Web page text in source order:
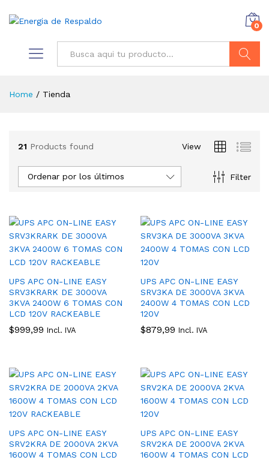
0
Home / Tienda
21 Products found View
Filter
Ordenar por los últimos
UPS APC ON-LINE EASY
SRV3KRARK DE 3000VA
3KVA 2400W 6 TOMAS CON
LCD 120V RACKEABLE
$999,99 Incl. IVA
UPS APC ON-LINE EASY
SRV3KA DE 3000VA 3KVA
2400W 4 TOMAS CON LCD
120V
$879,99 Incl. IVA
UPS APC ON-LINE EASY
SRV2KRA DE 2000VA 2KVA
1600W 4 TOMAS CON LCD
UPS APC ON-LINE EASY
SRV2KA DE 2000VA 2KVA
1600W 4 TOMAS CON LCD